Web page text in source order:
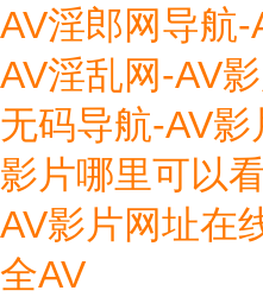
AV淫郎网导航
AV淫乱网-AV
无码导航-AV
影片哪里可以
AV影片网址在
全AV